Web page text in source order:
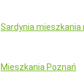
Sardynia mieszkania
Mieszkania Poznań